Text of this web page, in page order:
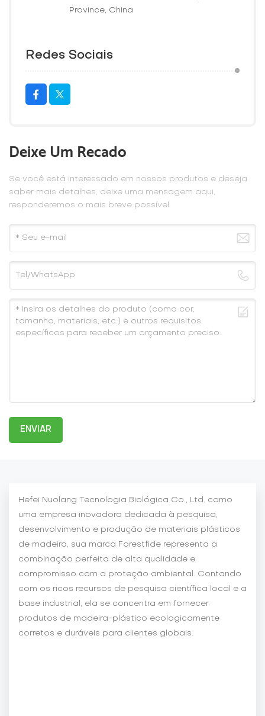
Province, China
Redes Sociais
Deixe Um Recado
Se você está interessado em nossos produtos e deseja
saber mais detalhes, deixe uma mensagem aqui,
responderemos o mais breve possível.
ENVIAR
Hefei Nuolang Tecnologia Biológica Co., Ltd. como
uma empresa inovadora dedicada à pesquisa,
desenvolvimento e produção de materiais plásticos
de madeira, sua marca Forestfide representa a
combinação perfeita de alta qualidade e
compromisso com a proteção ambiental. Contando
com os ricos recursos de pesquisa científica local e a
base industrial, ela se concentra em fornecer
produtos de madeira-plástico ecologicamente
corretos e duráveis para clientes globais.